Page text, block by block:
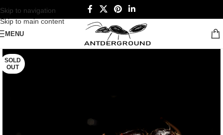
Skip to navigation
Skip to main content
MENU
SOLD
OUT